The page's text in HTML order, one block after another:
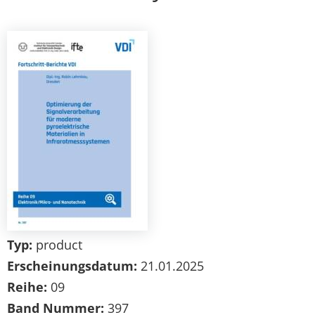
Typ: product
Erscheinungsdatum: 21.01.2025
Reihe: 09
Band Nummer: 397